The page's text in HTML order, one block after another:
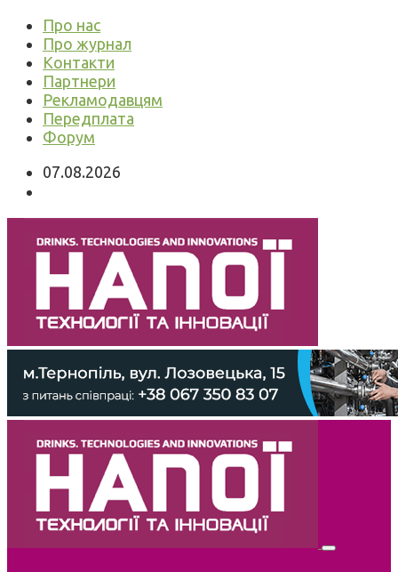
Про нас
Про журнал
Контакти
Партнери
Рекламодавцям
Передплата
Форум
07.08.2026